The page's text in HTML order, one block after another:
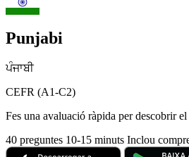
Punjabi
ਪੰਜਾਬੀ
CEFR (A1-C2)
Fes una avaluació ràpida per descobrir
40 preguntes 10-15 minuts Inclou